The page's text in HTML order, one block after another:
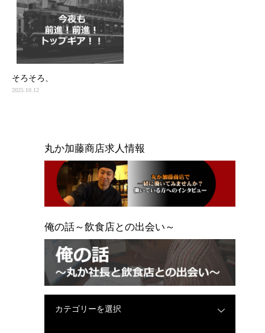
そろそろ、
2025.10.12
丸か加藤商店求人情報
俺の話～飲食店との出会い～
カテゴリーを選択